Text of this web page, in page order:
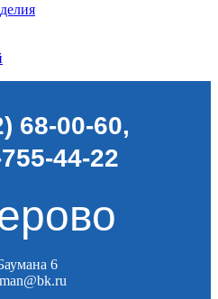
68-00-60,
44-22
6